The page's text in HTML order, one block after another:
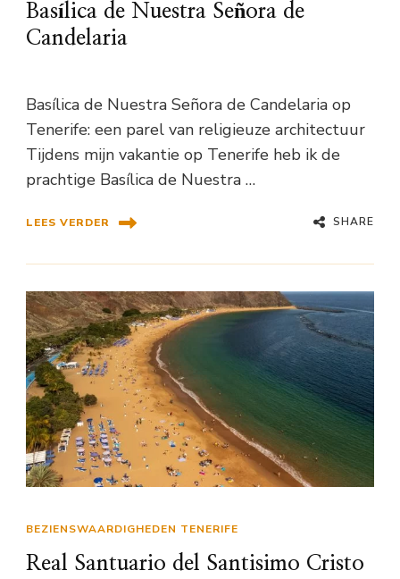
Basílica de Nuestra Señora de
Candelaria
Basílica de Nuestra Señora de Candelaria op
Tenerife: een parel van religieuze architectuur
Tijdens mijn vakantie op Tenerife heb ik de
prachtige Basílica de Nuestra …
LEES VERDER SHARE
BEZIENSWAARDIGHEDEN TENERIFE
Real Santuario del Santisimo Cristo